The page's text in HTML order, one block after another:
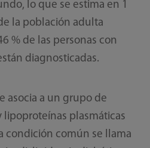
lo que se estima en 1
la población adulta
% de las personas con
diagnosticadas.
asocia a un grupo de
lipoproteínas plasmáticas
condición común se llama